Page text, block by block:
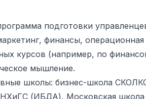
подготовки
финансы,
курсов (например, по
мышление.
школы: бизнес-школа
(ИБДА), Московская